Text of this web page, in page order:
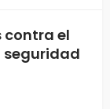
contra el
seguridad